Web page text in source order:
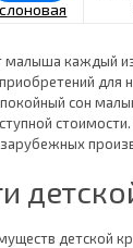
малыша каждый
для
сон
детской